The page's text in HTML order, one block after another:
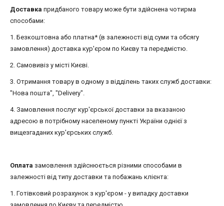
Доставка придбаного товару може бути здійснена чотирма
способами:
1. Безкоштовна або платна* (в залежності від суми та обсягу
замовлення) доставка кур'єром по Києву та передмістю.
2. Самовивіз у місті Києві.
3. Отримання товару в одному з відділень таких служб доставки:
"Нова пошта", "Delivery".
4. Замовлення послуг кур'єрської доставки за вказаною
адресою в потрібному населеному пункті України однієї з
вищезгаданих кур'єрських служб.
Оплата замовлення здійснюється різними способами в
залежності від типу доставки та побажань клієнта:
1. Готівковий розрахунок з кур'єром - у випадку доставки